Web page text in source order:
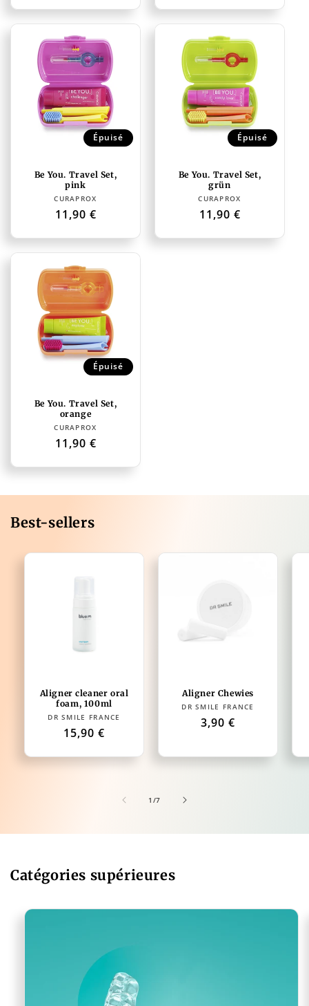
Épuisé
Be You. Travel Set,
pink
Distributeur :
CURAPROX
Prix
11,90 €
Épuisé
Be You. Travel Set,
grün
Distributeur :
CURAPROX
Prix
11,90 €
Épuisé
Be You. Travel Set,
orange
Distributeur :
CURAPROX
Prix
11,90 €
Best-sellers
Aligner cleaner oral
foam, 100ml
Distributeur :
DR SMILE FRANCE
Prix
15,90 €
Aligner Chewies
Distributeur :
DR SMILE FRANCE
Prix
3,90 €
1 /de
7
Catégories supérieures